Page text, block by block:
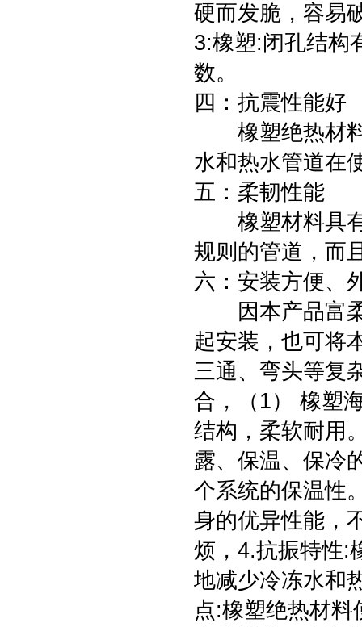
硬而发脆，容易
3:橡塑:闭孔结构
数。
四：抗震性能好
橡塑绝热材料
水和热水管道
五：柔韧性能
橡塑材料具有
规则的管道，
六：安装方便、
因本产品富柔
起安装，也可将
三通、弯头等复
合，（1） 橡塑
结构，柔软耐用
露、保温、保冷
个系统的保温性
身的优异性能，
烦，4.抗振特性:
地减少冷冻水和
点:橡塑绝热材